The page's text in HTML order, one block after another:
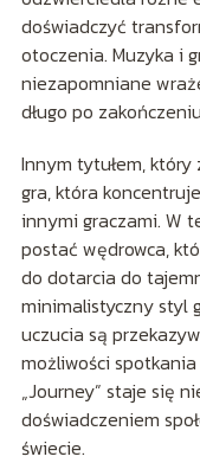
doświadczyć
otoczenia. Muzyka i
niezapomniane
długo po
Innym tytułem, który
gra, która
innymi graczami. W
postać wędrowca,
do dotarcia do
minimalistyczny styl
uczucia są
możliwości
„Journey” staje się
doświadczeniem
świecie.